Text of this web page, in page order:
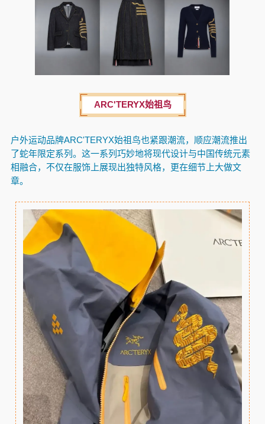
ARC'TERYX始祖鸟
户外运动品牌ARC'TERYX始祖鸟也紧跟潮流，顺应潮流推出
了蛇年限定系列。这一系列巧妙地将现代设计与中国传统元素
相融合，不仅在服饰上展现出独特风格，更在细节上大做文
章。